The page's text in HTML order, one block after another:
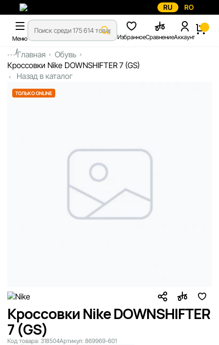
RU RO
Меню ИзбранноеСравнениеАккаунт
...Главная
Обувь
Кроссовки Nike DOWNSHIFTER 7 (GS)
Назад в каталог
ТОЛЬКО ONLINE
Кроссовки Nike DOWNSHIFTER
7 (GS)
Код товара: 318504Артикул: 869969-601